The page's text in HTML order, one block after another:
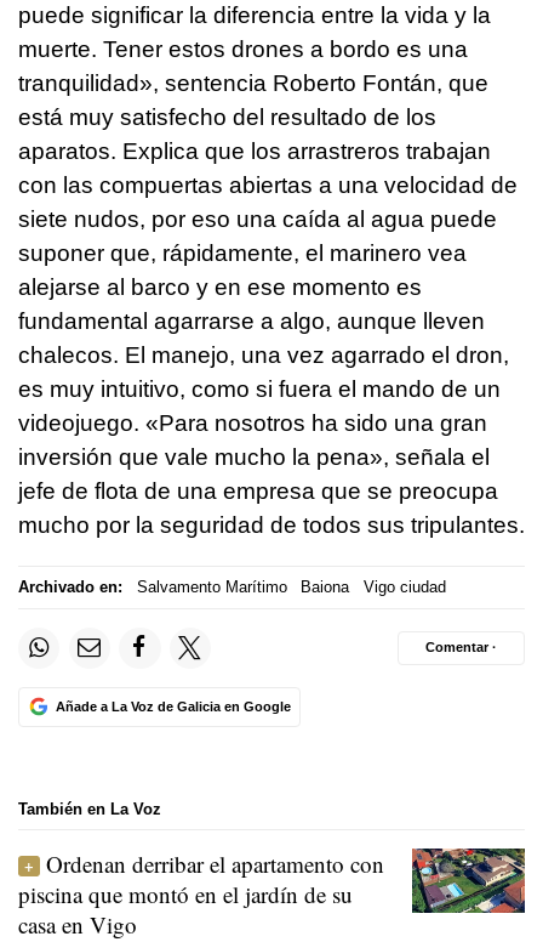
puede significar la diferencia entre la vida y la
muerte. Tener estos drones a bordo es una
tranquilidad», sentencia Roberto Fontán, que
está muy satisfecho del resultado de los
aparatos. Explica que los arrastreros trabajan
con las compuertas abiertas a una velocidad de
siete nudos, por eso una caída al agua puede
suponer que, rápidamente, el marinero vea
alejarse al barco y en ese momento es
fundamental agarrarse a algo, aunque lleven
chalecos. El manejo, una vez agarrado el dron,
es muy intuitivo, como si fuera el mando de un
videojuego. «Para nosotros ha sido una gran
inversión que vale mucho la pena», señala el
jefe de flota de una empresa que se preocupa
mucho por la seguridad de todos sus tripulantes.
Archivado en: Salvamento Marítimo Baiona Vigo ciudad
Añade a La Voz de Galicia en Google
Comentar ·
También en La Voz
Ordenan derribar el apartamento con
piscina que montó en el jardín de su
casa en Vigo